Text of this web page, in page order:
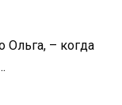
Ольга, – когда